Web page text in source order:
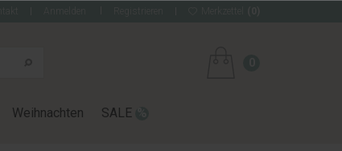
Weihnachten SALE